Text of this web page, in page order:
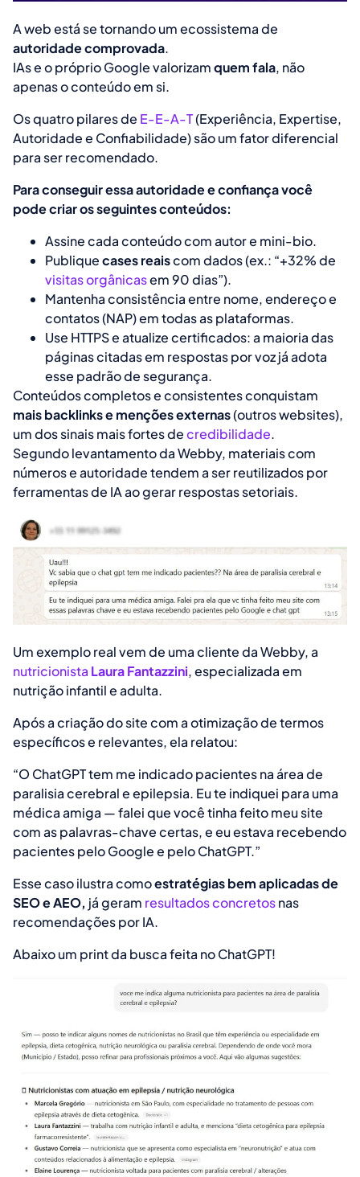
A web está se tornando um ecossistema de
autoridade comprovada.
IAs e o próprio Google valorizamquem fala, não
apenas o conteúdo em si.
Os quatro pilares de E-E-A-T(Experiência, Expertise,
Autoridade e Confiabilidade) são um fator diferencial
para ser recomendado.
Para conseguir essa autoridade e confiança você
pode criar os seguintes conteúdos:
Assine cada conteúdo com autor e mini-bio.
Publiquecases reaiscom dados (ex.: “+32% de
visitas orgânicasem 90 dias”).
Mantenha consistência entre nome, endereço e
contatos (NAP) em todas as plataformas.
Use HTTPS e atualize certificados: a maioria das
páginas citadas em respostas por voz já adota
esse padrão de segurança.
Conteúdos completos e consistentes conquistam
mais backlinks e menções externas(outros websites),
um dos sinais mais fortes decredibilidade.
Segundo levantamento da Webby, materiais com
números e autoridade tendem a ser reutilizados por
ferramentas de IA ao gerar respostas setoriais.
Um exemplo real vem de uma cliente da Webby, a
nutricionista Laura Fantazzini, especializada em
nutrição infantil e adulta.
Após a criação do site com a otimização de termos
específicos e relevantes, ela relatou:
“O ChatGPT tem me indicado pacientes na área de
paralisia cerebral e epilepsia. Eu te indiquei para uma
médica amiga — falei que você tinha feito meu site
com as palavras-chave certas, e eu estava recebendo
pacientes pelo Google e pelo ChatGPT.”
Esse caso ilustra comoestratégias bem aplicadas de
SEO e AEO, já geram resultados concretosnas
recomendações por IA.
Abaixo um print da busca feita no ChatGPT!